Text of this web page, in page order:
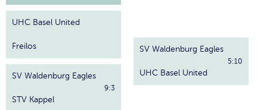
UHC Basel United
Freilos
SV Waldenburg Eagles
STV Kappel
9:3
SV Waldenburg Eagles
UHC Basel United
5:10